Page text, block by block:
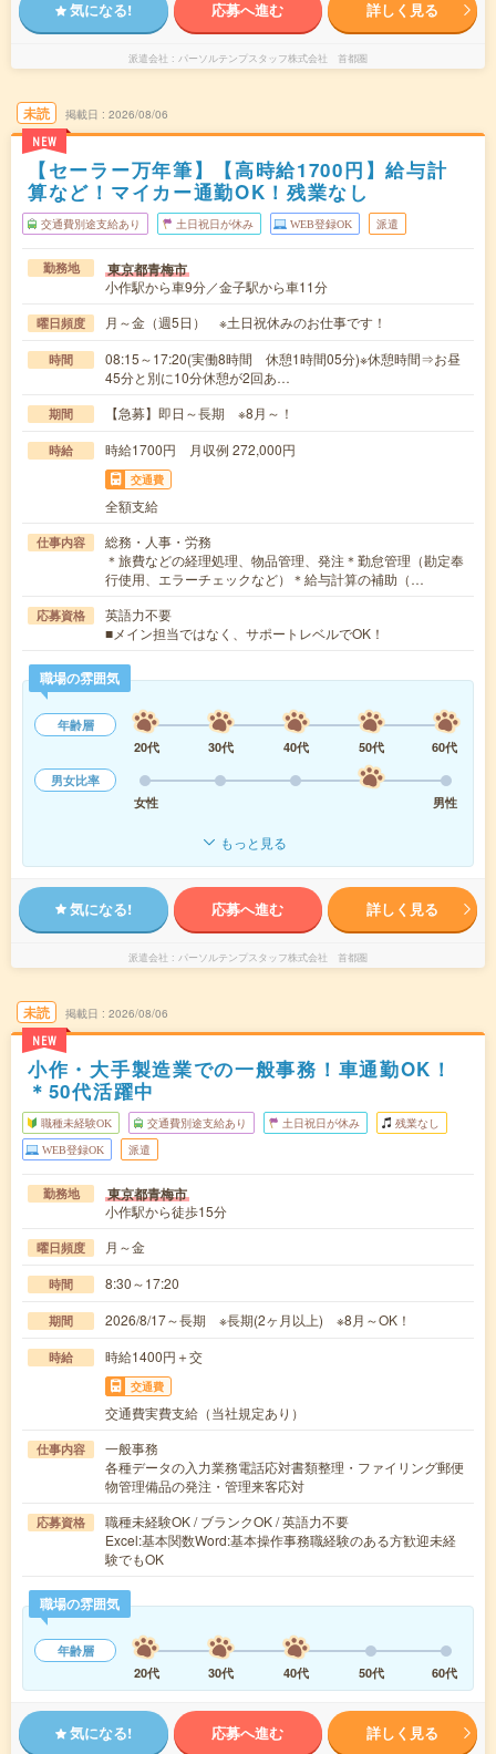
気になる! 応募へ進む 詳しく見る
派遣会社 パーソルテンプスタッフ株式会社 首都圏
未読
NEW
掲載日 2026/08/06
【セーラー万年筆】【高時給1700円】給与計
算など！マイカー通勤OK！残業なし
交通費別途支給あり 土日祝日が休み WEB登録OK 派遣
勤務地 東京都青梅市
小作駅から車9分／金子駅から車11分
曜日頻度 月～金（週5日） ※土日祝休みのお仕事です！
時間
08:15～17:20(実働8時間 休憩1時間05分)※休憩時間⇒お昼
45分と別に10分休憩が2回あ…
期間 【急募】即日～長期 ※8月～！
時給 時給1700円 月収例 272,000円
交通費
全額支給
仕事内容
総務・人事・労務
＊旅費などの経理処理、物品管理、発注＊勤怠管理（勘定奉
行使用、エラーチェックなど）＊給与計算の補助（…
応募資格
英語力不要
■メイン担当ではなく、サポートレベルでOK！
職場の雰囲気
年齢層
20代
30代 40代 50代
60代
男女比率
女性
男性
もっと見る
気になる! 応募へ進む 詳しく見る
派遣会社 パーソルテンプスタッフ株式会社 首都圏
未読
NEW
掲載日 2026/08/06
小作・大手製造業での一般事務！車通勤OK！
＊50代活躍中
職種未経験OK 交通費別途支給あり 土日祝日が休み 残業なし
WEB登録OK 派遣
勤務地 東京都青梅市
小作駅から徒歩15分
曜日頻度 月～金
時間 8:30～17:20
期間 2026/8/17～長期 ※長期(2ヶ月以上) ※8月～OK！
時給 時給1400円＋交
交通費
交通費実費支給（当社規定あり）
仕事内容
一般事務
各種データの入力業務電話応対書類整理・ファイリング郵便
物管理備品の発注・管理来客応対
応募資格
職種未経験OK / ブランクOK / 英語力不要
Excel:基本関数Word:基本操作事務職経験のある方歓迎未経
験でもOK
職場の雰囲気
年齢層
20代
30代 40代 50代 60代
気になる! 応募へ進む 詳しく見る